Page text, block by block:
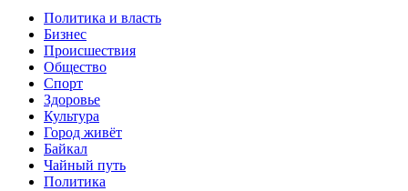
Политика и власть
Бизнес
Происшествия
Общество
Cпорт
Здоровье
Культура
Город живёт
Байкал
Чайный путь
Политика